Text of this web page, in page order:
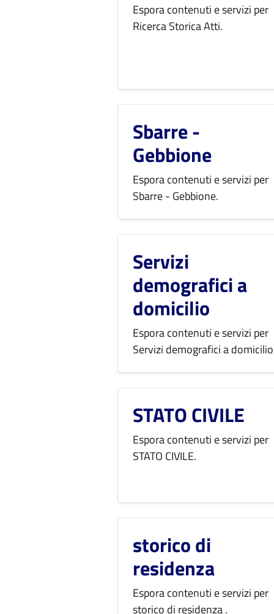
Espora contenuti e servizi per
Ricerca Storica Atti.
Sbarre -
Gebbione
Espora contenuti e servizi per
Sbarre - Gebbione.
Servizi
demografici a
domicilio
Espora contenuti e servizi per
Servizi demografici a
STATO CIVILE
Espora contenuti e servizi per
STATO CIVILE.
storico di
residenza
Espora contenuti e servizi per
storico di residenza .